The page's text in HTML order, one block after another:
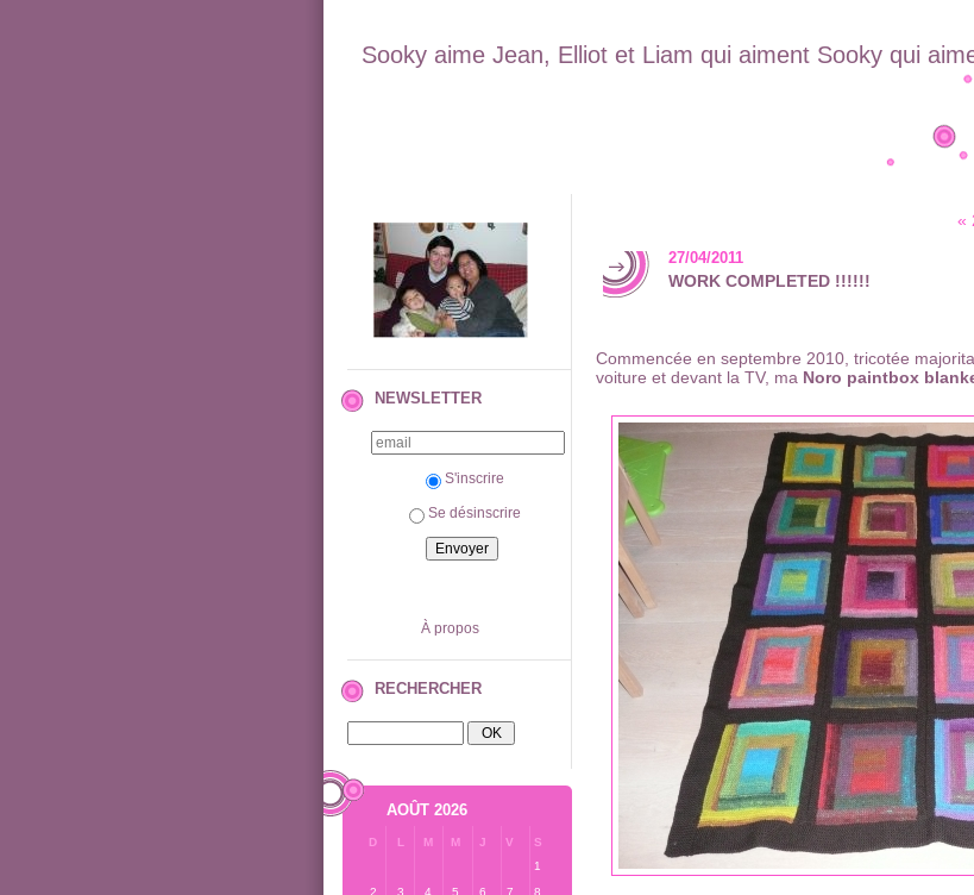
Sooky aime Jean, Elliot et Liam qui aiment Sooky qui
NEWSLETTER
S'inscrire
Se désinscrire
À propos
RECHERCHER
AOÛT 2026
D L M M J V
S
1
2
3 4 5 6 7
8
«
27/04/2011
WORK COMPLETED !!!!!!
Commencée en septembre 2010, tricotée
voiture et devant la TV, ma Noro paintbox